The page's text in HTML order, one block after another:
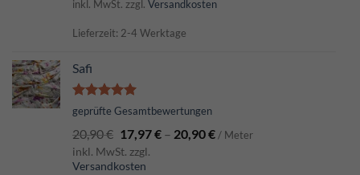
inkl. MwSt. zzgl. Versandkosten
Lieferzeit: 2-4 Werktage
Safi
Bewertet
von 5
geprüfte Gesamtbewertungen
20,90€ 17,97€– 20,90€ / Meter
inkl. MwSt. zzgl.
Versandkosten